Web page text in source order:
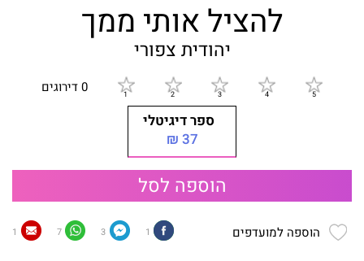
להציל אותי ממך
יהודית צפורי
0 דירוגים
ספר דיגיטלי
37 ₪
הוספה לסל
הוספה למועדפים 1
3
7
1